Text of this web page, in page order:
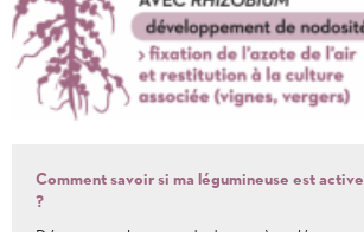
Comment savoir si ma légumineuse est active
?